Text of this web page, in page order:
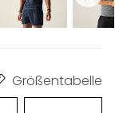
Größentabelle